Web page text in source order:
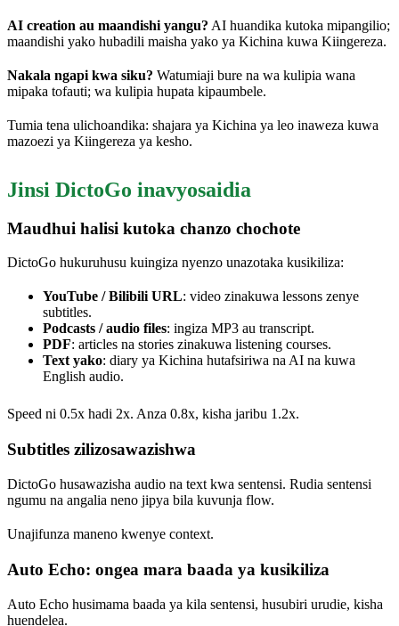
AI creation au maandishi yangu? AI huandika kutoka mipangilio;
maandishi yako hubadili maisha yako ya Kichina kuwa Kiingereza.
Nakala ngapi kwa siku? Watumiaji bure na wa kulipia wana
mipaka tofauti; wa kulipia hupata kipaumbele.
Tumia tena ulichoandika: shajara ya Kichina ya leo inaweza kuwa
mazoezi ya Kiingereza ya kesho.
Jinsi DictoGo inavyosaidia
Maudhui halisi kutoka chanzo chochote
DictoGo hukuruhusu kuingiza nyenzo unazotaka kusikiliza:
YouTube / Bilibili URL: video zinakuwa lessons zenye
subtitles.
Podcasts / audio files: ingiza MP3 au transcript.
PDF: articles na stories zinakuwa listening courses.
Text yako: diary ya Kichina hutafsiriwa na AI na kuwa
English audio.
Speed ni 0.5x hadi 2x. Anza 0.8x, kisha jaribu 1.2x.
Subtitles zilizosawazishwa
DictoGo husawazisha audio na text kwa sentensi. Rudia sentensi
ngumu na angalia neno jipya bila kuvunja flow.
Unajifunza maneno kwenye context.
Auto Echo: ongea mara baada ya kusikiliza
Auto Echo husimama baada ya kila sentensi, husubiri urudie, kisha
huendelea.